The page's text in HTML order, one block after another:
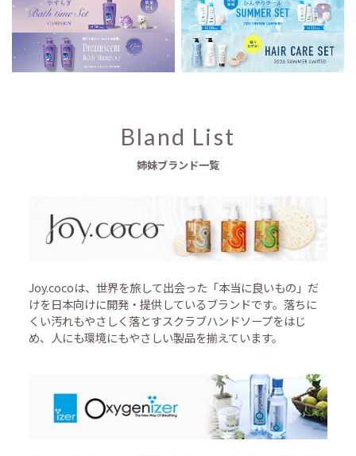
Bland List
姉妹ブランド一覧
Joy.cocoは、世界を旅して出会った「本当に良いもの」だ
けを日本向けに開発・提供しているブランドです。落ちに
くい汚れもやさしく落とすスクラブハンドソープをはじ
め、人にも環境にもやさしい製品を揃えています。